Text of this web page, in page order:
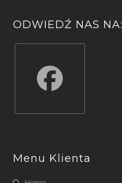
ODWIEDŹ NAS NA:
new
tab
Menu Klienta